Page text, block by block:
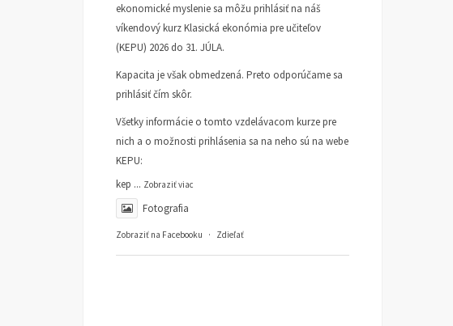
ekonomické myslenie sa môžu prihlásiť na náš
víkendový kurz Klasická ekonómia pre učiteľov
(KEPU) 2026 do 31. JÚLA.
Kapacita je však obmedzená. Preto odporúčame sa
prihlásiť čím skôr.
Všetky informácie o tomto vzdelávacom kurze pre
nich a o možnosti prihlásenia sa na neho sú na webe
KEPU:
kep ... Zobraziť viac
Fotografia
Zobraziť na Facebooku · Zdieľať